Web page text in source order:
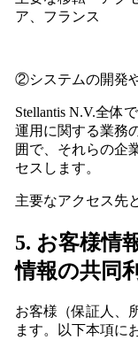
ア、フランス
②システムの開発
Stellantis N.V.全体
運用に関する業務
囲で、それらの企
セスします。
主要なアクセス先
5. お客様情
情報の共同
お客様（保証人、
ます。以下本項に